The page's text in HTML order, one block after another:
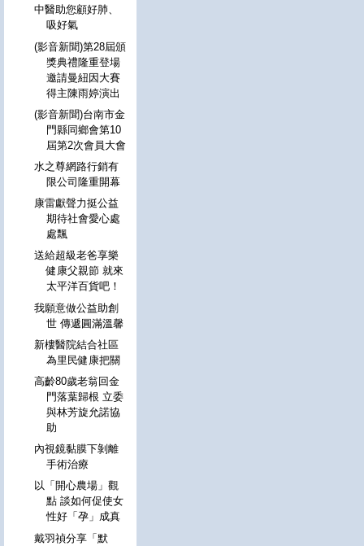
中醫助您顧好肺、
吸好氣
(影音新聞)第28屆頒
獎典禮隆重登場
邀請曼紐因大賽
得主陳雨婷演出
(影音新聞)台南市金
門縣同鄉會第10
屆第2次會員大會
水之尊網路行銷有
限公司隆重開幕
康雷獻聲力挺公益
期待社會愛心處
處飄
送給超級老爸享樂
健康父親節 就來
太平洋百貨吧！
我願意做公益助創
世 傳遞圓滿溫馨
新樓醫院結合社區
為里民健康把關
高齡80歲老翁回金
門落葉歸根 立委
與林芳旋允諾協
助
內視鏡黏膜下剝離
手術治療
以「開心農場」觀
點 談如何促使女
性好「孕」成真
戴羽禎分享「默